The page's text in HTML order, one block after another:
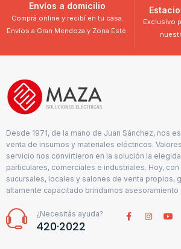
Envíos a domicilio
Comprá online y recibí en tu casa.
Envíos a Gran Mendoza y Zona Este.
Exclusivo
Desde 1971, de la mano de Juan Sánchez, nos
venta de insumos y materiales eléctricos.
servicio nos convirtieron en la solución la
particulares, comerciales e industriales. Hoy,
sucursales, locales y salones de venta propios,
altamente capacitado brindamos asesoramiento
¿Necesitás ayuda?
420·2022